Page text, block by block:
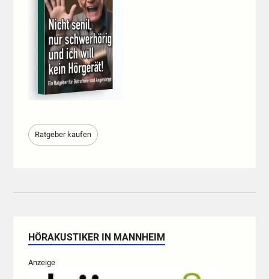
Ratgeber kaufen
HÖRAKUSTIKER IN MANNHEIM
Anzeige